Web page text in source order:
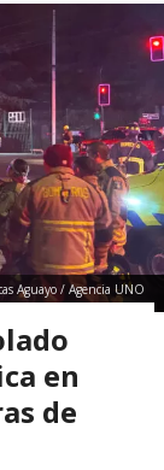
Aguayo / Agencia UNO
en
de